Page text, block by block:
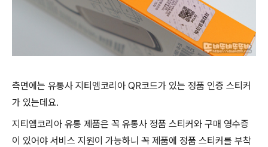
측면에는 유통사 지티엠코리아 QR코드가 있는 정품 인증 스티커
가 있는데요.
지티엠코리아 유통 제품은 꼭 유통사 정품 스티커와 구매 영수증
이 있어야 서비스 지원이 가능하니 꼭 제품에 정품 스티커를 부착